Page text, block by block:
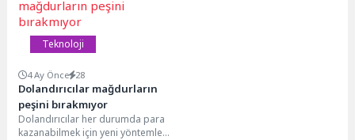
Teknoloji
4 Ay Önce 28
Dolandırıcılar mağdurların
peşini bırakmıyor
Dolandırıcılar her durumda para
kazanabilmek için yeni yöntemler